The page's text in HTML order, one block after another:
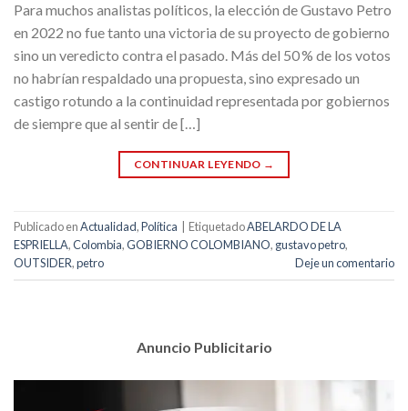
Para muchos analistas políticos, la elección de Gustavo Petro
en 2022 no fue tanto una victoria de su proyecto de gobierno
sino un veredicto contra el pasado. Más del 50 % de los votos
no habrían respaldado una propuesta, sino expresado un
castigo rotundo a la continuidad representada por gobiernos
de siempre que al sentir de […]
CONTINUAR LEYENDO →
Publicado enActualidad,Política EtiquetadoABELARDO DE LA
ESPRIELLA,Colombia,GOBIERNO COLOMBIANO, gustavo petro,
OUTSIDER,petro Deje un comentario
Anuncio Publicitario